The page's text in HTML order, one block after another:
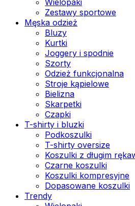
Zestawy sportowe
Męska odzież
Bluzy
Kurtki
Joggery i spodnie
Szorty
Odzież funkcjonalna
Stroje kąpielowe
Bielizna
Skarpetki
Czapki
T-shirty i bluzki
Podkoszulki
T-shirty oversize
Koszulki z długim
Czarne koszulki
Koszulki kompresyjne
Dopasowane koszulki
Trendy